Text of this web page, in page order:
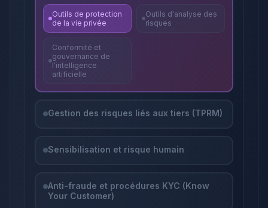
Outils de protection
de la vie privée
Outils d'analyse des
risques
Conformité et
gouvernance de
l'intelligence
artificielle
Gestion des risques liés aux tiers (TPRM)
Sensibilisation et risque humain
Anti-fraude et procédures KYC (Know
Your Customer)